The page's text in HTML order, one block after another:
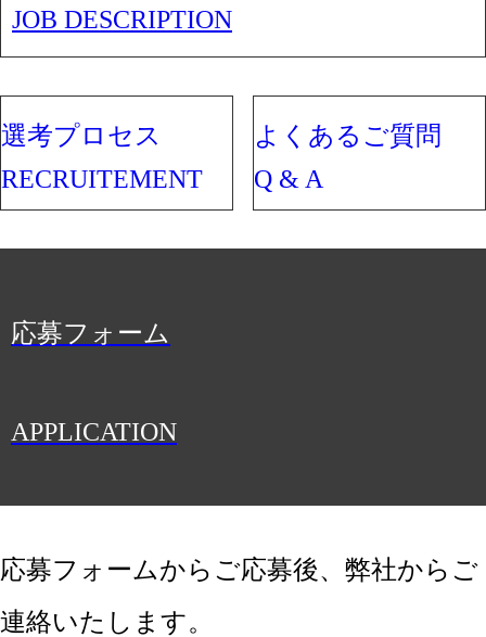
JOB DESCRIPTION
選考プロセス
RECRUITEMENT
よくあるご質問
Q & A
応募フォーム
APPLICATION
応募フォームからご応募後、弊社からご
連絡いたします。